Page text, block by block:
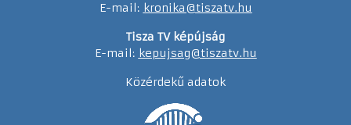
E-mail: kronika@tiszatv.hu
Tisza TV képújság
E-mail: kepujsag@tiszatv.hu
Közérdekű adatok